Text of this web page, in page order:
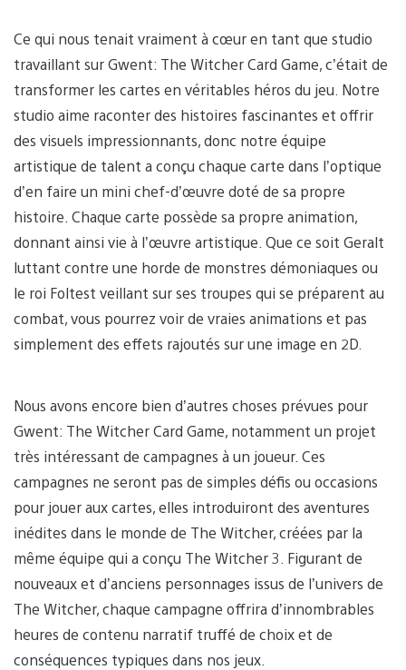
Ce qui nous tenait vraiment à cœur en tant que studio
travaillant sur Gwent: The Witcher Card Game, c’était de
transformer les cartes en véritables héros du jeu. Notre
studio aime raconter des histoires fascinantes et offrir
des visuels impressionnants, donc notre équipe
artistique de talent a conçu chaque carte dans l’optique
d’en faire un mini chef-d’œuvre doté de sa propre
histoire. Chaque carte possède sa propre animation,
donnant ainsi vie à l’œuvre artistique. Que ce soit Geralt
luttant contre une horde de monstres démoniaques ou
le roi Foltest veillant sur ses troupes qui se préparent au
combat, vous pourrez voir de vraies animations et pas
simplement des effets rajoutés sur une image en 2D.
Nous avons encore bien d’autres choses prévues pour
Gwent: The Witcher Card Game, notamment un projet
très intéressant de campagnes à un joueur. Ces
campagnes ne seront pas de simples défis ou occasions
pour jouer aux cartes, elles introduiront des aventures
inédites dans le monde de The Witcher, créées par la
même équipe qui a conçu The Witcher 3. Figurant de
nouveaux et d’anciens personnages issus de l’univers de
The Witcher, chaque campagne offrira d’innombrables
heures de contenu narratif truffé de choix et de
conséquences typiques dans nos jeux.